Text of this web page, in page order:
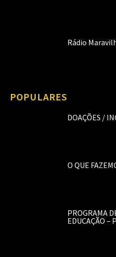
Rádio
POPULARES
DOAÇÕES /
O QUE
PROGRAMA
EDUCAÇÃO –